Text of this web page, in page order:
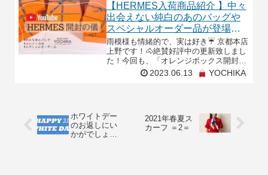
【HERMES入荷商品紹介 】中々
出会えない純白のあのバッグや
スペシャルオーダー品が登場！
🐴🍊オレンジボックス開封の
儀！vol.7
雨模様も情緒的で、実は好き☔ 京都本店
上野です！🐴絶賛好評中の更新致しまし
た！今回も、「オレンジボックス開封の
儀！」と称しまして入荷商品をご紹介さ
せて頂きます👜✨スペシャルオーダー品
2023.06.13 YOCHIKA
ホワイトデー
のお返しにい
かがでしょう
2021年春夏ス
カーフ ＝2＝